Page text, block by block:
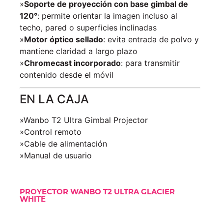
»Soporte de proyección con base gimbal de
120°: permite orientar la imagen incluso al
techo, pared o superficies inclinadas
»Motor óptico sellado: evita entrada de polvo y
mantiene claridad a largo plazo
»Chromecast incorporado: para transmitir
contenido desde el móvil
EN LA CAJA
»Wanbo T2 Ultra Gimbal Projector
»Control remoto
»Cable de alimentación
»Manual de usuario
PROYECTOR WANBO T2 ULTRA GLACIER
WHITE